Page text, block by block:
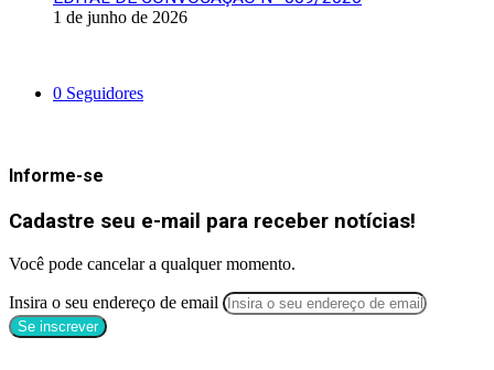
1 de junho de 2026
0 Seguidores
Informe-se
Cadastre seu e-mail para receber notícias!
Você pode cancelar a qualquer momento.
Insira o seu endereço de email